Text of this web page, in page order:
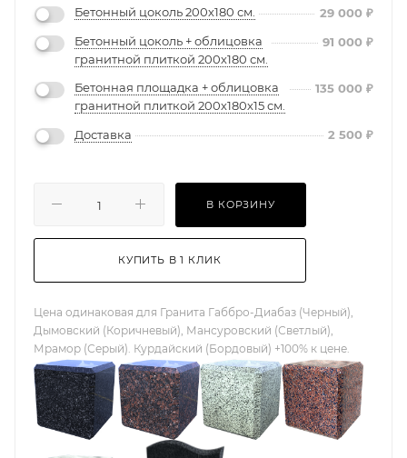
Бетонный цоколь 200х180 см.
29 000 ₽
Бетонный цоколь + облицовка
гранитной плиткой 200х180 см.
91 000 ₽
Бетонная площадка + облицовка
гранитной плиткой 200х180х15 см.
135 000 ₽
Доставка 2 500 ₽
В КОРЗИНУ
КУПИТЬ В 1 КЛИК
Цена одинаковая для Гранита Габбро-Диабаз (Черный),
Дымовский (Коричневый), Мансуровский (Светлый),
Мрамор (Серый). Курдайский (Бордовый) +100% к цене.